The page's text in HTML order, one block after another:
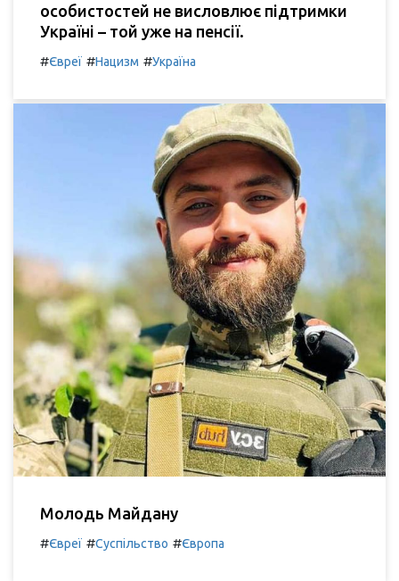
особистостей не висловлює підтримки
Україні – той уже на пенсії.
#Євреї #Нацизм #Україна
Молодь Майдану
#Євреї #Суспільство #Європа